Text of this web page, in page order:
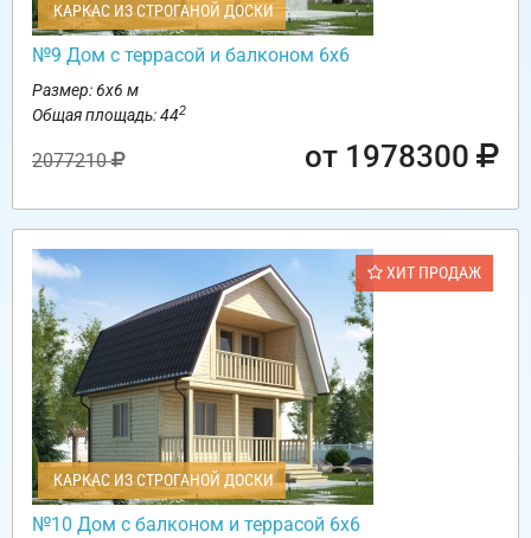
КАРКАС ИЗ СТРОГАНОЙ ДОСКИ
№9 Дом с террасой и балконом 6х6
Размер: 6х6 м
Общая площадь: 442
2077210 от 1978300
ХИТ ПРОДАЖ
КАРКАС ИЗ СТРОГАНОЙ ДОСКИ
№10 Дом с балконом и террасой 6х6